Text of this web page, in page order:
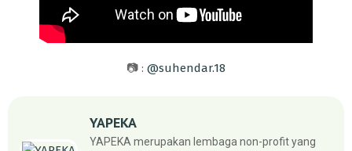
📷 : @suhendar.18
YAPEKA
YAPEKA merupakan lembaga non-profit yang